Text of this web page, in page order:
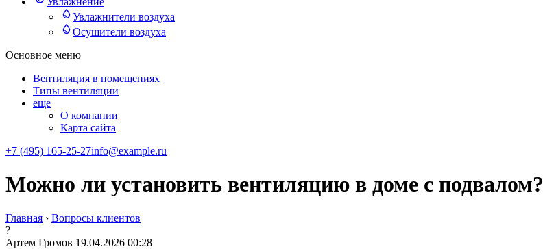
Увлажнители воздуха
Осушители воздуха
Основное меню
Вентиляция в помещениях
Типы вентиляции
еще
О компании
Карта сайта
+7 (495) 165-25-27info@example.ru
Можно ли установить вентиляцию в доме с подвалом?
Главная › Вопросы клиентов
?
Артем Громов 19.04.2026 00:28